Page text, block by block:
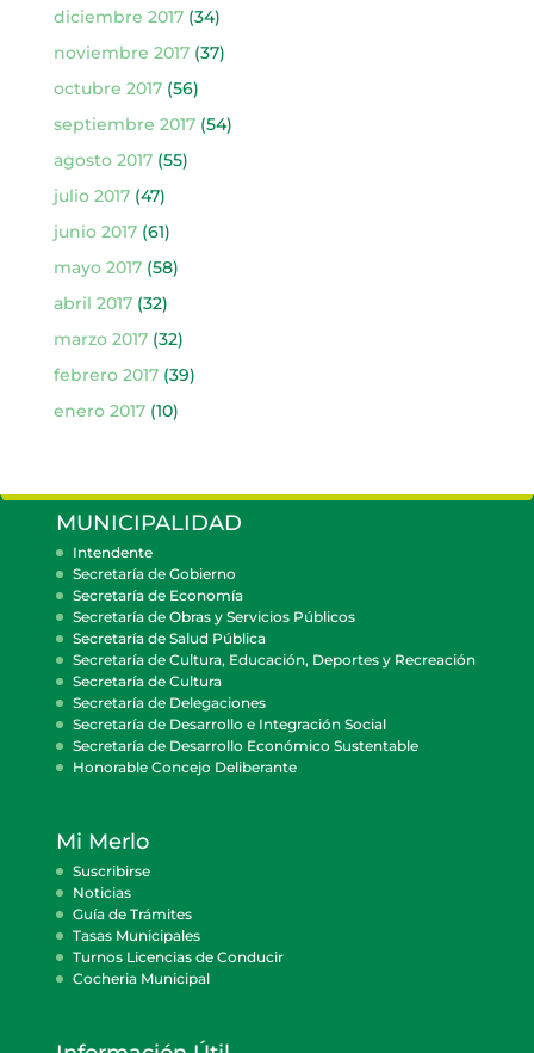
diciembre 2017(34)
noviembre 2017(37)
octubre 2017(56)
septiembre 2017(54)
agosto 2017(55)
julio 2017(47)
junio 2017(61)
mayo 2017(58)
abril 2017(32)
marzo 2017(32)
febrero 2017(39)
enero 2017(10)
MUNICIPALIDAD
Intendente
Secretaría de Gobierno
Secretaría de Economía
Secretaría de Obras y Servicios Públicos
Secretaría de Salud Pública
Secretaría de Cultura, Educación, Deportes y Recreación
Secretaría de Cultura
Secretaría de Delegaciones
Secretaría de Desarrollo e Integración Social
Secretaría de Desarrollo Económico Sustentable
Honorable Concejo Deliberante
Mi Merlo
Suscribirse
Noticias
Guía de Trámites
Tasas Municipales
Turnos Licencias de Conducir
Cocheria Municipal